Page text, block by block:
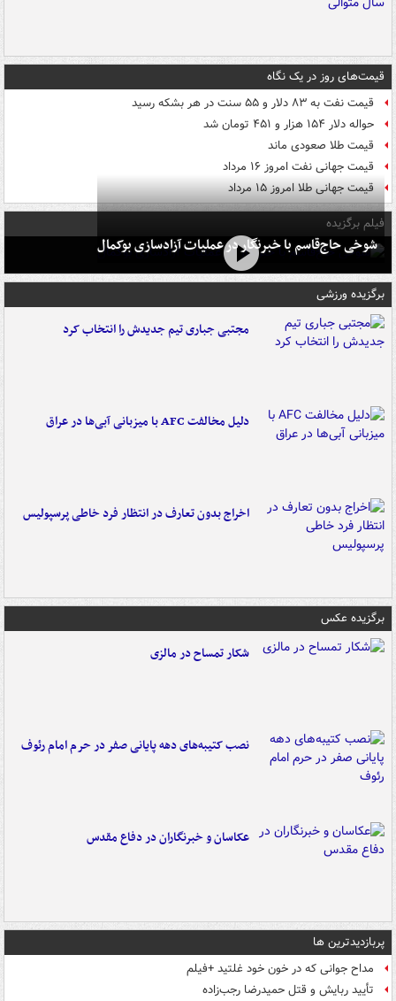
قیمت‌های روز در یک نگاه
قیمت نفت به ۸۳ دلار و ۵۵ سنت در هر بشکه رسید
حواله دلار ۱۵۴ هزار و ۴۵۱ تومان شد
قیمت طلا صعودی ماند
قیمت جهانی نفت امروز ۱۶ مرداد
قیمت جهانی طلا امروز ۱۵ مرداد
فیلم برگزیده
شوخی حاج‌قاسم با خبرنگار در عملیات آزادسازی بوکمال
برگزیده ورزشی
مجتبی جباری تیم جدیدش را انتخاب کرد
دلیل مخالفت AFC با میزبانی آبی‌ها در عراق
اخراج بدون تعارف در انتظار فرد خاطی پرسپولیس
برگزیده عکس
شکار تمساح در مالزی
نصب کتیبه‌های دهه پایانی صفر در حرم امام رئوف
عکاسان و خبرنگاران در دفاع مقدس
پربازدیدترین ها
مداح جوانی که در خون خود غلتید +فیلم
تأیید ربایش و قتل حمیدرضا رجب‌زاده